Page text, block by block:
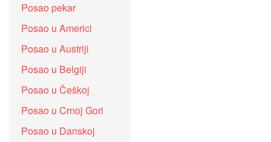
Posao pekar
Posao u Americi
Posao u Austriji
Posao u Belgiji
Posao u Češkoj
Posao u Crnoj Gori
Posao u Danskoj